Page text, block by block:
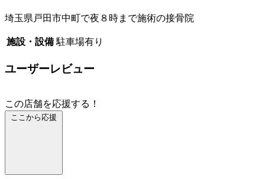
埼玉県戸田市中町で夜８時まで施術の接骨院
施設・設備 駐車場有り
ユーザーレビュー
この店舗を応援する！
ここから応援